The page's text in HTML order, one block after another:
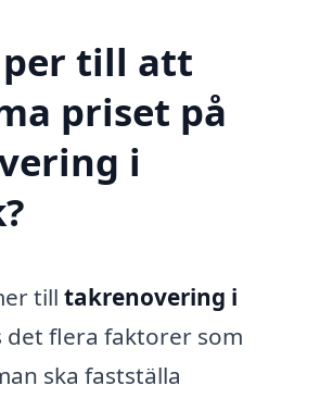
till att
priset på
i
till takrenovering i
det flera faktorer som
ska fastställa